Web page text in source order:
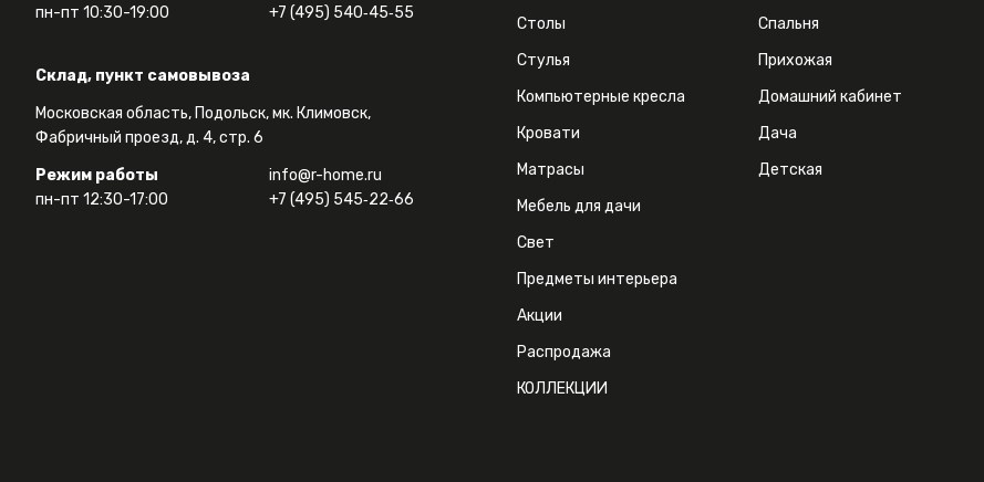
пн-пт 10:30-19:00
+7 (495) 540‑45‑55
Склад, пункт самовывоза
Московская область, Подольск, мк. Климовск,
Фабричный проезд, д. 4, стр. 6
Режим работы
пн-пт 12:30-17:00
info@r-home.ru
+7 (495) 545‑22‑66
Столы
Стулья
Компьютерные кресла
Кровати
Матрасы
Мебель для дачи
Свет
Предметы интерьера
Акции
Распродажа
КОЛЛЕКЦИИ
Спальня
Прихожая
Домашний кабинет
Дача
Детская